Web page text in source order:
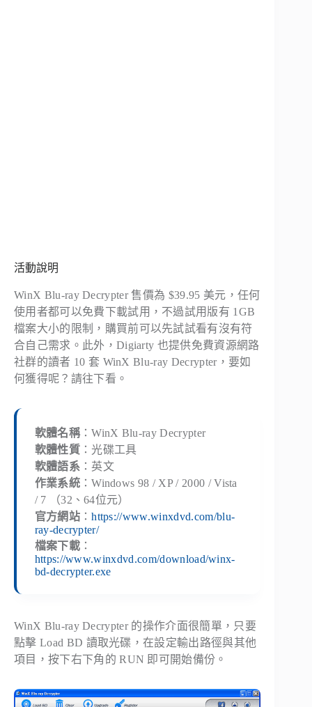
活動說明
WinX Blu-ray Decrypter 售價為 $39.95 美元，任何
使用者都可以免費下載試用，不過試用版有 1GB
檔案大小的限制，購買前可以先試試看有沒有符
合自己需求。此外，Digiarty 也提供免費資源網路
社群的讀者 10 套 WinX Blu-ray Decrypter，要如
何獲得呢？請往下看。
軟體名稱：WinX Blu-ray Decrypter
軟體性質：光碟工具
軟體語系：英文
作業系統：Windows 98 / XP / 2000 / Vista
/ 7 （32、64位元）
官方網站：https://www.winxdvd.com/blu-
ray-decrypter/
檔案下載：
https://www.winxdvd.com/download/winx-
bd-decrypter.exe
WinX Blu-ray Decrypter 的操作介面很簡單，只要
點擊 Load BD 讀取光碟，在設定輸出路徑與其他
項目，按下右下角的 RUN 即可開始備份。